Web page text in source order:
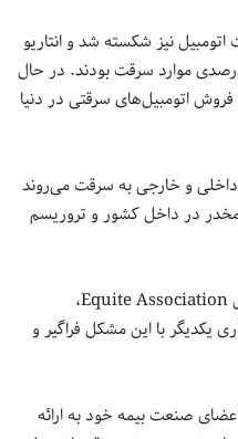
سرقت اتومبیل نیز شکسته شد و انتاریو
به ترتیب شاهد رشد 48 و 50 درصدی موارد سرقت بودند. در حال
فروش اتومبیل‌های سرقتی در دنیا
و خارجی به سرقت می‌روند
مخدر در داخل کشور و تروریسم
به گفته تری اوبراین، رئیس و مدیرعامل Equite Association،
یکدیگر با این مشکل فراگیر و
اعضای صنعت بیمه خود به ارائه